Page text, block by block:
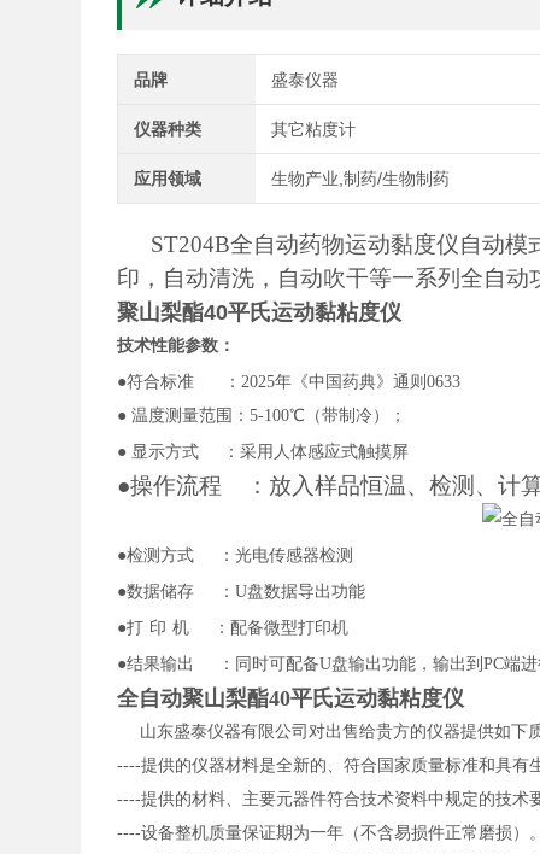
品牌 盛泰仪器
仪器种类 其它粘度计
应用领域 生物产业,制药/生物制药
ST204B全自动药物运动黏度仪自动
印，自动清洗，自动吹干等一系列全自
聚山梨酯40平氏运动黏粘度仪
技术性能参数：
●符合标准
：2025年《中国药典》通则0633
● 温度测量范围：5-100℃（带制冷）；
● 显示方式
：采用人体感应式触摸屏
●操作流程 ：放入样品恒温、检测、计
●检测方式
：光电传感器检测
●数据储存
：U盘数据导出功能
●打 印 机
：配备微型打印机
●结果输出 ：同时可配备U盘输出功能，输出到PC端
全自动聚山梨酯40平氏运动黏粘度仪
山东盛泰仪器有限公司对出售给贵方的仪器提供如下
----提供的仪器材料是全新的、符合国家质量标准和具有
----提供的材料、主要元器件符合技术资料中规定的技术
----设备整机质量保证期为一年（不含易损件正常磨损）